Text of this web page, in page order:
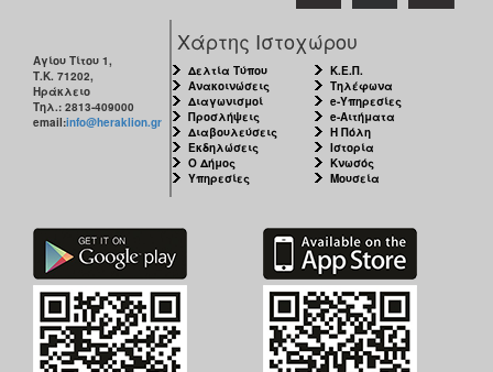
Αγίου Τίτου 1,
Τ.Κ. 71202,
Ηράκλειο
Τηλ.: 2813-409000
email:info@heraklion.gr
Χάρτης Ιστοχώρου
Δελτία Τύπου
Ανακοινώσεις
Διαγωνισμοί
Προσλήψεις
Διαβουλεύσεις
Εκδηλώσεις
Ο Δήμος
Υπηρεσίες
Κ.Ε.Π.
Τηλέφωνα
e-Υπηρεσίες
e-Αιτήματα
Η Πόλη
Ιστορία
Κνωσός
Μουσεία